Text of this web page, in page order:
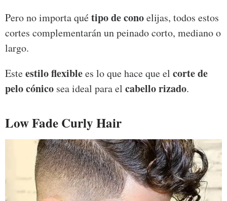
Pero no importa quétipo de conoelijas, todos estos
cortes complementarán un peinado corto, mediano o
largo.
Esteestilo flexiblees lo que hace que el corte de
pelo cónico sea ideal para el cabello rizado.
Low Fade Curly Hair